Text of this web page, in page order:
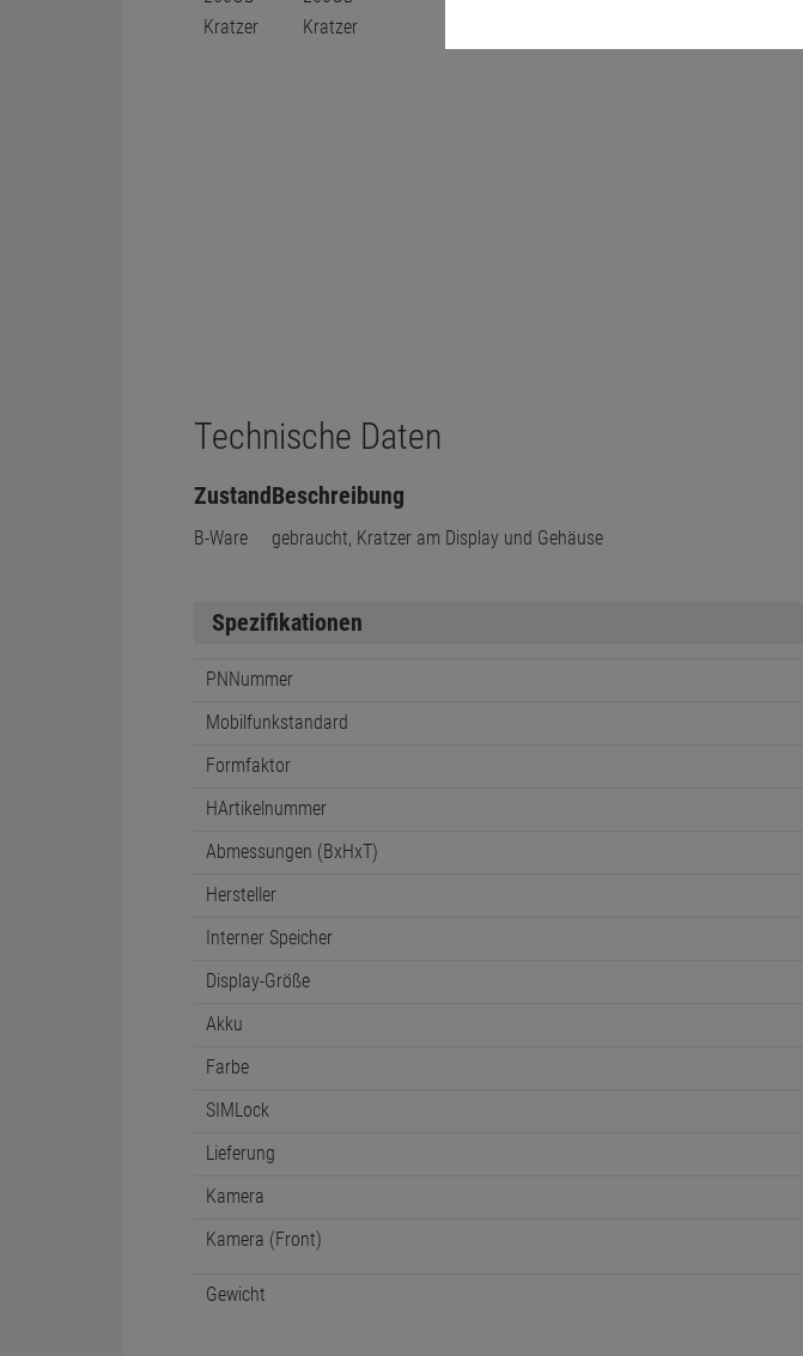
Technische Daten
Zustand
B-Ware
Beschreibung
gebraucht, Kratzer am Display und Gehäuse
Spezifikationen
PNNummer
Mobilfunkstandard
Formfaktor
HArtikelnummer
Abmessungen (BxHxT)
Hersteller
Interner Speicher
Display-Größe
Akku
Farbe
SIMLock
Lieferung
Kamera
Kamera (Front)
Gewicht